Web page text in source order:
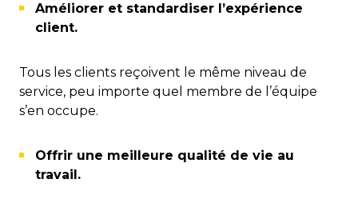
Améliorer et standardiser l’expérience
client.
Tous les clients reçoivent le même niveau de
service, peu importe quel membre de l’équipe
s’en occupe.
Offrir une meilleure qualité de vie au
travail.